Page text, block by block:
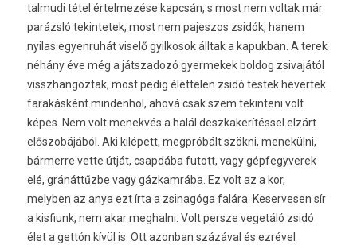
talmudi tétel értelmezése kapcsán, s most nem voltak már
parázsló tekintetek, most nem pajeszos zsidók, hanem
nyilas egyenruhát viselő gyilkosok álltak a kapukban. A terek
néhány éve még a játszadozó gyermekek boldog zsivajától
visszhangoztak, most pedig élettelen zsidó testek hevertek
farakásként mindenhol, ahová csak szem tekinteni volt
képes. Nem volt menekvés a halál deszkakerítéssel elzárt
előszobájából. Aki kilépett, megpróbált szökni, menekülni,
bármerre vette útját, csapdába futott, vagy gépfegyverek
elé, gránáttűzbe vagy gázkamrába. Ez volt az a kor,
melyben az anya ezt írta a zsinagóga falára: Keservesen sír
a kisfiunk, nem akar meghalni. Volt persze vegetáló zsidó
élet a gettón kívül is. Ott azonban százával és ezrével